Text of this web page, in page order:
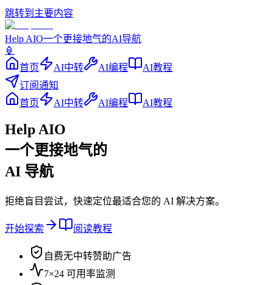
跳转到主要内容
Help AIO一个更接地气的AI导航
🏮
首页
AI中转 AI编程
AI教程
订阅通知
首页
AI中转 AI编程 AI教程
Help AIO
一个更接地气的
AI 导航
拒绝盲目尝试，快速定位最适合您的 AI 解决方案。
开始探索 阅读教程
自费无中转赞助广告
7×24 可用率监测